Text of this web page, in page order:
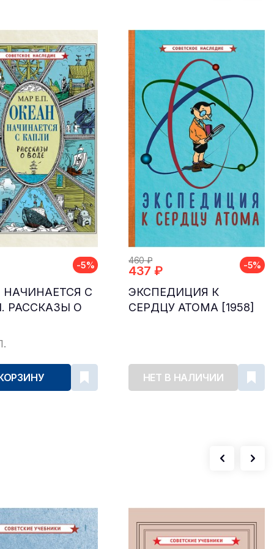
-5%
НАЧИНАЕТСЯ С
РАССКАЗЫ О
460 ₽
437 ₽ -5%
ЭКСПЕДИЦИЯ К
СЕРДЦУ АТОМА [1958]
НЕТ В НАЛИЧИИ